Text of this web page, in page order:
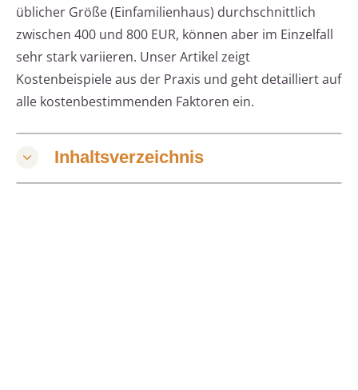
üblicher Größe (Einfamilienhaus) durchschnittlich
zwischen 400 und 800 EUR, können aber im Einzelfall
sehr stark variieren. Unser Artikel zeigt
Kostenbeispiele aus der Praxis und geht detailliert auf
alle kostenbestimmenden Faktoren ein.
Inhaltsverzeichnis